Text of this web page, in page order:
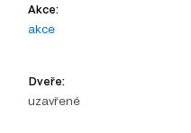
Akce:
akce
Dveře:
uzavřené